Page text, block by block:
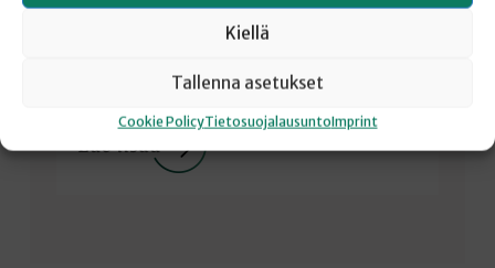
Kiellä
Tallenna asetukset
Cookie PolicyTietosuojalausuntoImprint
Tällainen Raamatun sana on minulle itselleni ollut
aina tämän sunnuntain psalmiteksti, joka on tänään
että kuuntelet sen keskittyen ja niin, että jos lapsi…